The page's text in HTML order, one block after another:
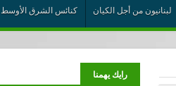
لبنانيون من أجل الكيان كنائس الشرق الأوسط
رايك يهمنا